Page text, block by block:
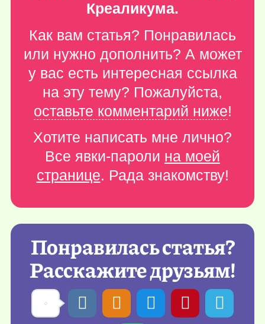
Креаликума.
Как вам статья? Понравилась
или нужно дополнить? А может
у вас есть интересная ссылка
на эту тему? Пожалуйста,
оставьте комментарий ниже!
Хотите написать мне лично?
Все явки-пароли на моей
странице. Рада знакомству!
Понравилась статья?
Расскажите друзьям!